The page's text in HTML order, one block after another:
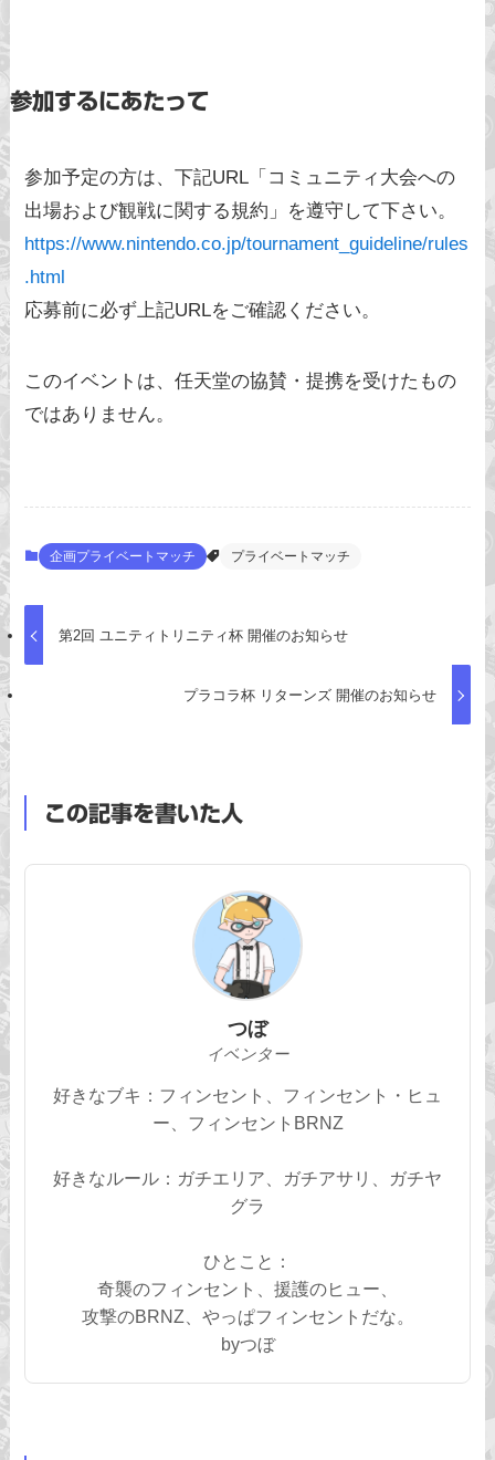
参加するにあたって
参加予定の方は、下記URL「コミュニティ大会への
出場および観戦に関する規約」を遵守して下さい。
https://www.nintendo.co.jp/tournament_guideline/rules
.html
応募前に必ず上記URLをご確認ください。
このイベントは、任天堂の協賛・提携を受けたもの
ではありません。
企画プライベートマッチ プライベートマッチ
第2回 ユニティトリニティ杯 開催のお知らせ
プラコラ杯 リターンズ 開催のお知らせ
この記事を書いた人
つぼ
イベンター
好きなブキ：フィンセント、フィンセント・ヒュ
ー、フィンセントBRNZ
好きなルール：ガチエリア、ガチアサリ、ガチヤ
グラ
ひとこと：
奇襲のフィンセント、援護のヒュー、
攻撃のBRNZ、やっぱフィンセントだな。
byつぼ